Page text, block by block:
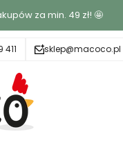
za min. 49 zł! 🤩
411 sklep@macoco.pl